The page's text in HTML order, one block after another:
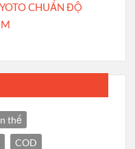
CHUẨN ĐỘ
thế
COD